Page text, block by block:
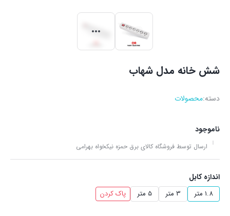
شش خانه مدل شهاب
دسته:محصولات
ناموجود
ارسال توسط فروشگاه کالای برق حمزه نیکخواه بهرامی
اندازه کابل
1.8 متر 3 متر 5 متر پاک کردن